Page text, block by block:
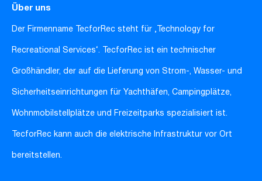
Über uns
Der Firmenname TecforRec steht für ‚Technology for
Recreational Services‘. TecforRec ist ein technischer
Großhändler, der auf die Lieferung von Strom-, Wasser- und
Sicherheitseinrichtungen für Yachthäfen, Campingplätze,
Wohnmobilstellplätze und Freizeitparks spezialisiert ist.
TecforRec kann auch die elektrische Infrastruktur vor Ort
bereitstellen.